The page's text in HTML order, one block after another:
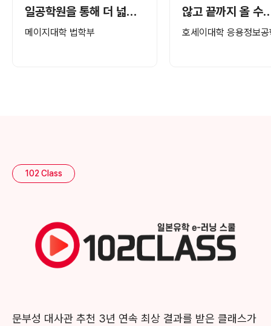
일공학원을 통해 더 넓은
세계로 나아가다
메이지대학 법학부
않고 끝까지 올 수
있었습니다
호세이대학 응용정보
102 Class
문부성 대사관 추천 3년 연속 최상 결과를 받은 클래스가